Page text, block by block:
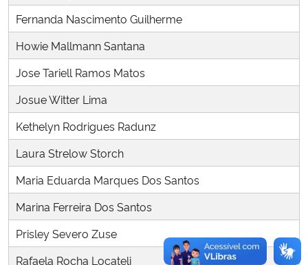
Ministério do Meio Ambiente
Ministério do Turismo
Ministério do Desenvolvimento Regional
Controladoria-Geral da União
Ministério da Mulher, da Família e dos Direitos Humanos
Fernanda Nascimento Guilherme
Howie Mallmann Santana
Jose Tariell Ramos Matos
Josue Witter Lima
Kethelyn Rodrigues Radunz
Laura Strelow Storch
Maria Eduarda Marques Dos Santos
Marina Ferreira Dos Santos
Prisley Severo Zuse
Rafaela Rocha Locateli